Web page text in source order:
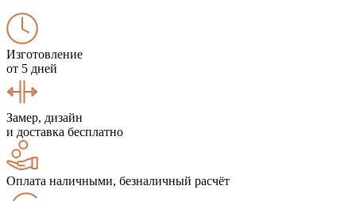
Изготовление
от 5 дней
Замер, дизайн
и доставка бесплатно
Оплата наличными, безналичный расчёт